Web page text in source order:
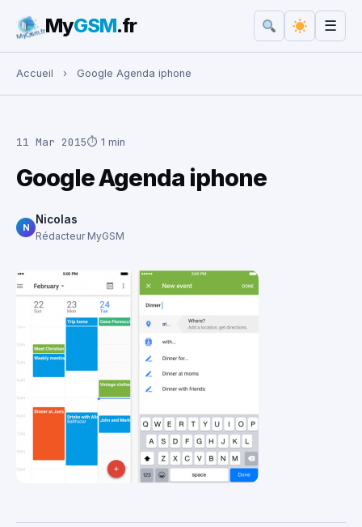
Rechercher :
MyGSM.fr ☰
Accueil › Google Agenda iphone
11 Mar 2015⏱ 1 min
Google Agenda iphone
N
Nicolas
Rédacteur MyGSM